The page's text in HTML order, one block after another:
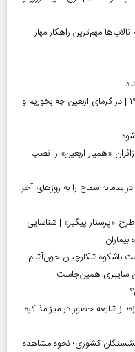
مهم‌ترین راهکار مهار
توصیه‌های تغذیه‌ای برای زائران اربعین ۱۴۰۵ | در گرمای اربعین چه بخوریم و
«همیار اربعین» را نصب
| ثبت‌نام در سامانه سماح را به روز‌های آخر
طرح «پرستار پیگیر» | شناسایی
سایبری همین‌جاست
شایعه حضور در میز مذاکره
تومانی بازنشستگان کشوری؛ نحوه مشاهده